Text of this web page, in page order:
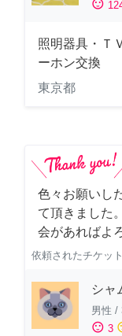
sentiment_satisfied
照明器具・Ｔ
ーホン交換
東京都
色々お願いし
て頂きました
会があればよ
依頼されたチケット
シャ
男性 /
sentiment_satisfied 3